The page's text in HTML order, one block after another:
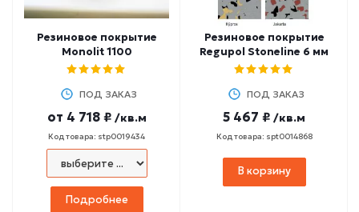
Резиновое покрытие
Monolit 1100
ПОД ЗАКАЗ
от 4 718 ₽ /кв.м
Код товара: stp0019434
Подробнее
Резиновое покрытие
Regupol Stoneline 6 мм
ПОД ЗАКАЗ
5 467 ₽ /кв.м
Код товара: spt0014868
В корзину